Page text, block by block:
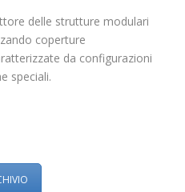
delle strutture modulari
coperture
da configurazioni
speciali.